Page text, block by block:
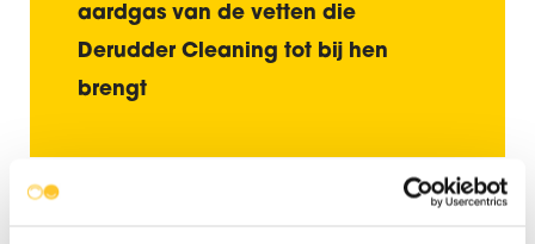
aardgas van de vetten die
Derudder Cleaning tot bij hen
brengt